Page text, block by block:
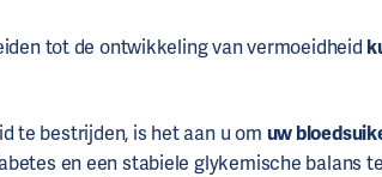
tot de ontwikkeling van vermoeidheid
te bestrijden, is het aan u om uw
en een stabiele glykemische balans